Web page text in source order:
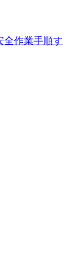
全作業手順す